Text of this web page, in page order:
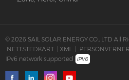
© 2026 SAIL SOLAR ENERGY CO., LTD All
NETTSTEDKART | XML |
IPv6 network supported